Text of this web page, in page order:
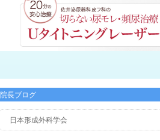
院長ブログ
日本形成外科学会